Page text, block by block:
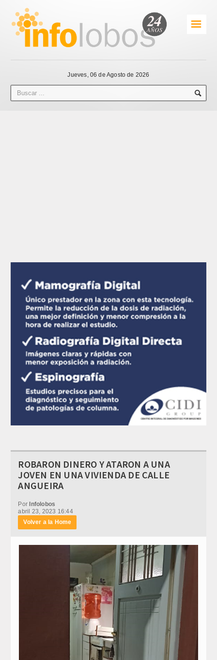
☰
Jueves, 06 de Agosto de 2026
ROBARON DINERO Y ATARON A UNA
JOVEN EN UNA VIVIENDA DE CALLE
ANGUEIRA
PorInfolobos
abril 23, 2023 16:44
Volver a la Home